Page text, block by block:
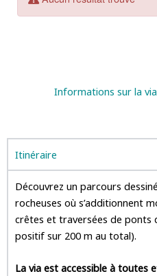
Informations sur la
Itinéraire
Découvrez un parcours
rocheuses où s’additionnent
crêtes et traversées de ponts
positif sur 200 m au total).
La via est accessible à toutes